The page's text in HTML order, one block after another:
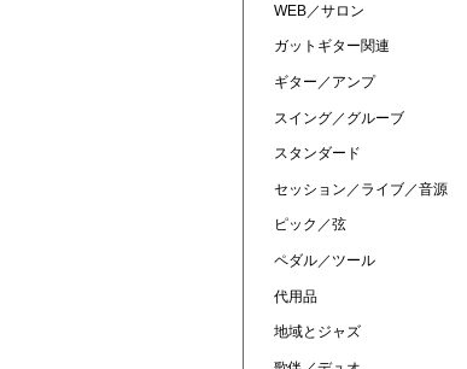
WEB／サロン
ガットギター関連
ギター／アンプ
スイング／グルーブ
スタンダード
セッション／ライブ／音源
ピック／弦
ペダル／ツール
代用品
地域とジャズ